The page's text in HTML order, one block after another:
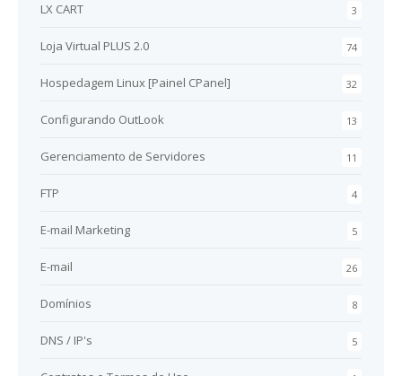
3
LX CART
74
Loja Virtual PLUS 2.0
32
Hospedagem Linux [Painel CPanel]
13
Configurando OutLook
11
Gerenciamento de Servidores
4
FTP
5
E-mail Marketing
26
E-mail
8
Domínios
5
DNS / IP's